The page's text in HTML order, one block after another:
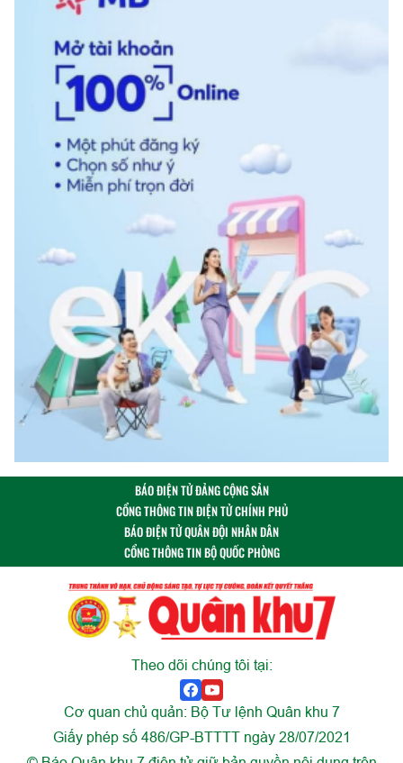
BÁO ĐIỆN TỬ ĐẢNG CỘNG SẢN
CỔNG THÔNG TIN ĐIỆN TỬ CHÍNH PHỦ
BÁO ĐIỆN TỬ QUÂN ĐỘI NHÂN DÂN
CỔNG THÔNG TIN BỘ QUỐC PHÒNG
Theo dõi chúng tôi tại:
Cơ quan chủ quản: Bộ Tư lệnh Quân khu 7
Giấy phép số 486/GP-BTTTT ngày 28/07/2021